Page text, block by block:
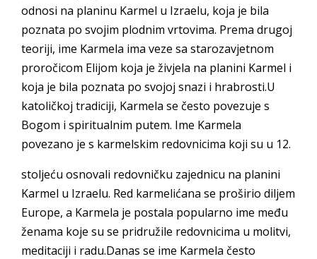
odnosi na planinu Karmel u Izraelu, koja je bila
poznata po svojim plodnim vrtovima. Prema drugoj
teoriji, ime Karmela ima veze sa starozavjetnom
proročicom Elijom koja je živjela na planini Karmel i
koja je bila poznata po svojoj snazi i hrabrosti.U
katoličkoj tradiciji, Karmela se često povezuje s
Bogom i spiritualnim putem. Ime Karmela
povezano je s karmelskim redovnicima koji su u 12.
stoljeću osnovali redovničku zajednicu na planini
Karmel u Izraelu. Red karmelićana se proširio diljem
Europe, a Karmela je postala popularno ime među
ženama koje su se pridružile redovnicima u molitvi,
meditaciji i radu.Danas se ime Karmela često